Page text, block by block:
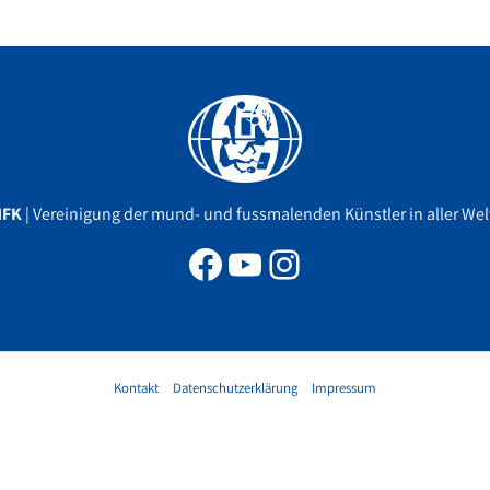
| Vereinigung der mund- und fussmalenden Künstler in aller
Facebook
YouTube
Instagram
Kontakt Datenschutzerklärung Impressum